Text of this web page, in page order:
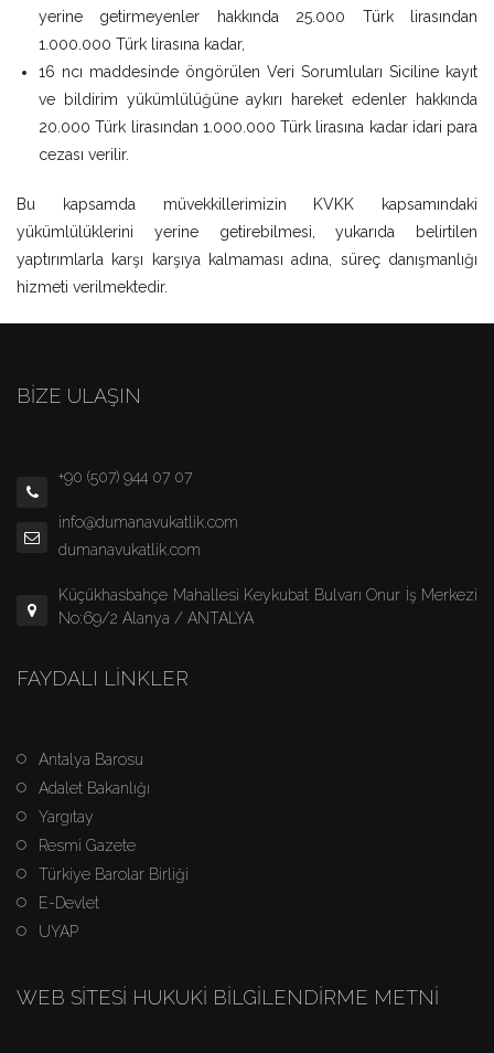
yerine getirmeyenler hakkında 25.000 Türk lirasından
1.000.000 Türk lirasına kadar,
16 ncı maddesinde öngörülen Veri Sorumluları Siciline kayıt
ve bildirim yükümlülüğüne aykırı hareket edenler hakkında
20.000 Türk lirasından 1.000.000 Türk lirasına kadar idari para
cezası verilir.
Bu kapsamda müvekkillerimizin KVKK kapsamındaki
yükümlülüklerini yerine getirebilmesi, yukarıda belirtilen
yaptırımlarla karşı karşıya kalmaması adına, süreç danışmanlığı
hizmeti verilmektedir.
BİZE ULAŞIN
+90 (507) 944 07 07
info@dumanavukatlik.com
dumanavukatlik.com
Küçükhasbahçe Mahallesi Keykubat Bulvarı Onur İş Merkezi
No:69/2 Alanya / ANTALYA
FAYDALI LINKLER
Antalya Barosu
Adalet Bakanlığı
Yargıtay
Resmi Gazete
Türkiye Barolar Birliği
E-Devlet
UYAP
WEB SITESI HUKUKI BILGILENDIRME METNI